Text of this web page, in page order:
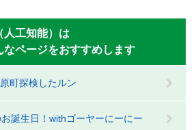
人工知能）は
なページをおすすめします
町探検したルン
誕生日！withゴーヤーにーにー